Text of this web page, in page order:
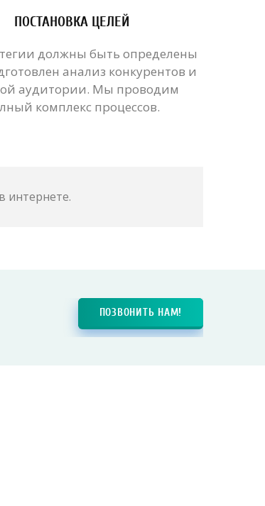
ПОСТАНОВКА ЦЕЛЕЙ
должны быть определены
анализ конкурентов и
аудитории. Мы проводим
комплекс процессов.
интернете.
ПОЗВОНИТЬ НАМ!